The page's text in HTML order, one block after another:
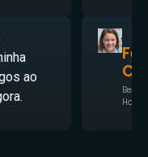
de filmes e
configurar e em
assistindo.